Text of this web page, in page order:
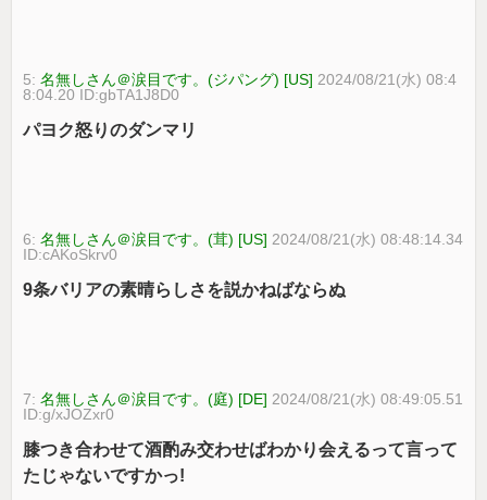
5:名無しさん＠涙目です。(ジパング) [US] 2024/08/21(水) 08:4
8:04.20 ID:gbTA1J8D0
パヨク怒りのダンマリ
6:名無しさん＠涙目です。(茸) [US] 2024/08/21(水) 08:48:14.34
ID:cAKoSkrv0
9条バリアの素晴らしさを説かねばならぬ
7:名無しさん＠涙目です。(庭) [DE] 2024/08/21(水) 08:49:05.51
ID:g/xJOZxr0
膝つき合わせて酒酌み交わせばわかり会えるって言って
たじゃないですかっ!